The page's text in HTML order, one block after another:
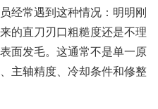
经常遇到这种情况：明明刚
的直刀刃口粗糙度还是不理
面发毛。这通常不是单一原
主轴精度、冷却条件和修整